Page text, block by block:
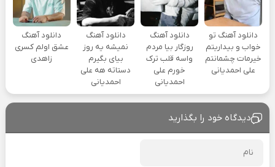
دانلود آهنگ تو
خواب و بیداریتم
خیرمات چشمانتم
علی احمدیانی
دانلود آهنگ
روزگار بیا مردم
واسه قلب ترک
خورم علی
احمدیانی
دانلود آهنگ
نمیشه یه روز
بیای بگیرم
دستاته هه علی
احمدیانی
دانلود آهنگ
عشق اولم کسری
زاهدی
دیدگاه خود را بگذارید